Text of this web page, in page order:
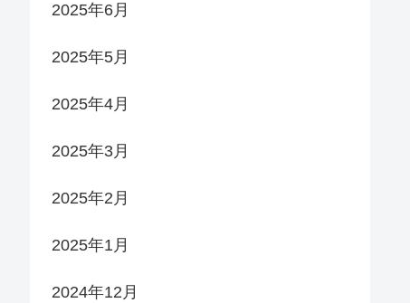
2025年6月
2025年5月
2025年4月
2025年3月
2025年2月
2025年1月
2024年12月